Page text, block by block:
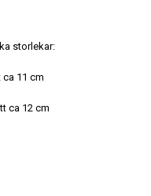
storlekar:
ca 11 cm
ca 12 cm